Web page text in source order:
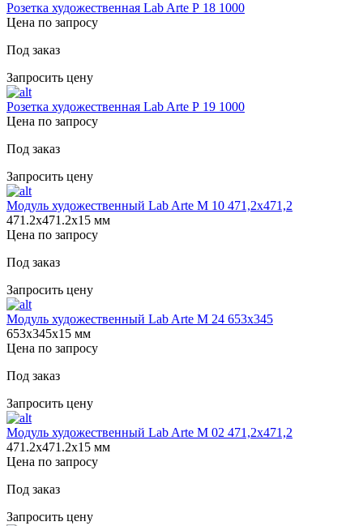
Розетка художественная Lab Arte Р 18 1000
Цена по запросу
Под заказ
Запросить цену
Розетка художественная Lab Arte Р 19 1000
Цена по запросу
Под заказ
Запросить цену
Модуль художественный Lab Arte М 10 471,2х471,2
471.2х471.2х15 мм
Цена по запросу
Под заказ
Запросить цену
Модуль художественный Lab Arte М 24 653х345
653х345х15 мм
Цена по запросу
Под заказ
Запросить цену
Модуль художественный Lab Arte М 02 471,2х471,2
471.2х471.2х15 мм
Цена по запросу
Под заказ
Запросить цену